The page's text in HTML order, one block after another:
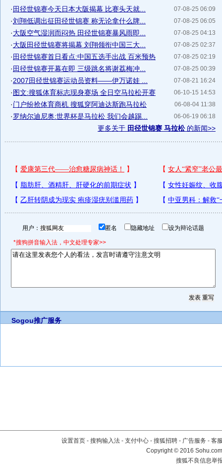
07-08-25 06:09
· 田径世锦赛今天日本大阪揭幕 比赛头天就...
07-08-25 06:05
·刘翔低调出征田径世锦赛 称无论拿什么牌...
07-08-25 04:13
·大阪空气湿润而闷热 田径世锦赛暴风雨即...
07-08-25 02:37
·大阪田径世锦赛将揭幕 刘翔领衔中国三大...
07-08-25 02:19
· 田径世锦赛首日看点:中国五选手出战 百米预热
07-08-25 00:39
· 田径世锦赛开幕在即 三级跳名将谢荔梅冲...
07-08-21 16:24
·2007田径世锦赛运动员资料——伊万诺娃 ...
06-10-15 14:53
·图文:搜狐体育标志现身赛场 全日空马拉松开赛
06-08-04 11:38
·门户纷抢体育商机 搜狐穿阿迪达斯跑马拉松
06-06-19 06:18
·罗纳尔迪尼奥:世界杯是马拉松 我们会越踢...
更多关于 田径世锦赛 马拉松的新闻>>
用户： 匿名 隐藏地址 设为辩论话题
*搜狗拼音输入法，中文处理专家>>
Sogou推广服务
设置首页 - 搜狗输入法 - 支付中心 - 搜狐招聘 - 广告服务 - 客
Copyright©2016
搜狐不良信息举